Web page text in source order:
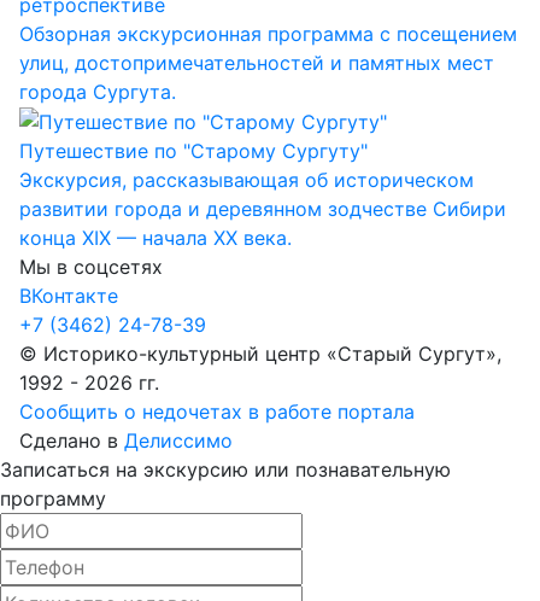
Обзорная экскурсионная программа с посещением
улиц, достопримечательностей и памятных мест
города Сургута.
Путешествие по "Старому Сургуту"
Экскурсия, рассказывающая об историческом
развитии города и деревянном зодчестве Сибири
конца XIX — начала XX века.
Мы в соцсетях
ВКонтакте
+7 (3462) 24-78-39
© Историко-культурный центр «Старый Сургут»,
1992 - 2026 гг.
Сообщить о недочетах в работе портала
Сделано в Делиссимо
Записаться на экскурсию или познавательную
программу